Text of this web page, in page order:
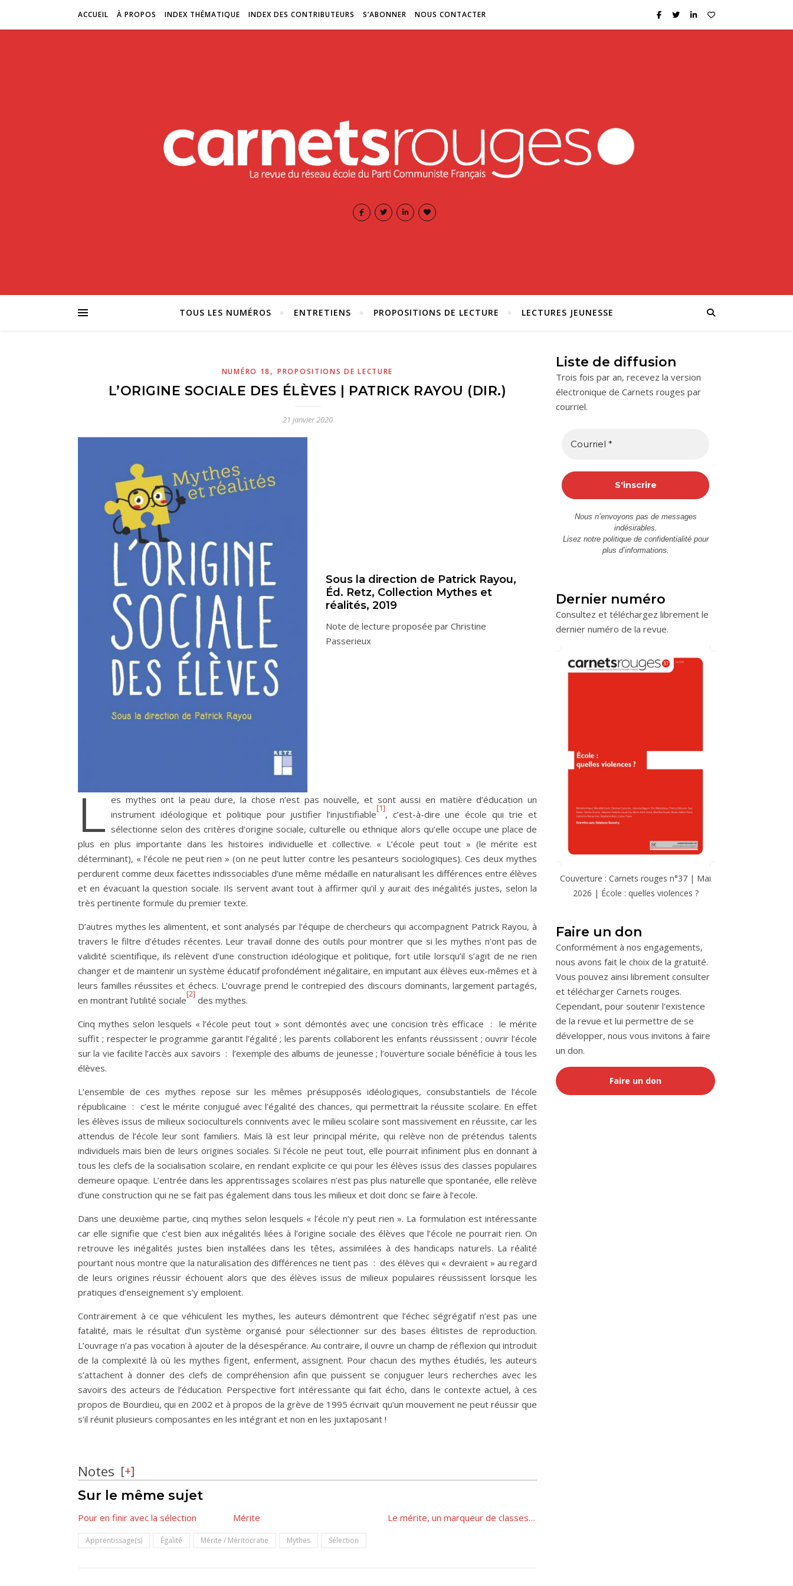
ACCUEIL À PROPOS INDEX THÉMATIQUE INDEX DES CONTRIBUTEURS S’ABONNER NOUS CONTACTER
TOUS LES NUMÉROS ENTRETIENS PROPOSITIONS DE LECTURE LECTURES JEUNESSE
NUMÉRO 18 ,PROPOSITIONS DE LECTURE
L’ORIGINE SOCIALE DES ÉLÈVES | PATRICK RAYOU (DIR.)
21 janvier 2020
Sous la direction de Patrick Rayou,
Éd. Retz, Collection Mythes et
réalités, 2019
Note de lecture proposée par Christine
Passerieux
L es mythes ont la peau dure, la chose n’est pas nouvelle, et sont aussi en matière d’éducation un
instrument idéologique et politique pour justifier l’injustifiable
[1]
, c’est-à-dire une école qui trie et
sélectionne selon des critères d’origine sociale, culturelle ou ethnique alors qu’elle occupe une place de
plus en plus importante dans les histoires individuelle et collective. « L’école peut tout » (le mérite est
déterminant), « l’école ne peut rien » (on ne peut lutter contre les pesanteurs sociologiques). Ces deux mythes
perdurent comme deux facettes indissociables d’une même médaille en naturalisant les différences entre élèves
et en évacuant la question sociale. Ils servent avant tout à affirmer qu’il y aurait des inégalités justes, selon la
très pertinente formule du premier texte.
D’autres mythes les alimentent, et sont analysés par l’équipe de chercheurs qui accompagnent Patrick Rayou, à
travers le filtre d’études récentes. Leur travail donne des outils pour montrer que si les mythes n’ont pas de
validité scientifique, ils relèvent d’une construction idéologique et politique, fort utile lorsqu’il s’agit de ne rien
changer et de maintenir un système éducatif profondément inégalitaire, en imputant aux élèves eux-mêmes et à
leurs familles réussites et échecs. L’ouvrage prend le contrepied des discours dominants, largement partagés,
en montrant l’utilité sociale
[2]
des mythes.
Cinq mythes selon lesquels « l’école peut tout » sont démontés avec une concision très efficace : le mérite
suffit ; respecter le programme garantit l’égalité ; les parents collaborent les enfants réussissent ; ouvrir l’école
sur la vie facilite l’accès aux savoirs : l’exemple des albums de jeunesse ; l’ouverture sociale bénéficie à tous les
élèves.
L’ensemble de ces mythes repose sur les mêmes présupposés idéologiques, consubstantiels de l’école
républicaine : c’est le mérite conjugué avec l’égalité des chances, qui permettrait la réussite scolaire. En effet
les élèves issus de milieux socioculturels connivents avec le milieu scolaire sont massivement en réussite, car les
attendus de l’école leur sont familiers. Mais là est leur principal mérite, qui relève non de prétendus talents
individuels mais bien de leurs origines sociales. Si l’école ne peut tout, elle pourrait infiniment plus en donnant à
tous les clefs de la socialisation scolaire, en rendant explicite ce qui pour les élèves issus des classes populaires
demeure opaque. L’entrée dans les apprentissages scolaires n’est pas plus naturelle que spontanée, elle relève
d’une construction qui ne se fait pas également dans tous les milieux et doit donc se faire à l’ecole.
Dans une deuxième partie, cinq mythes selon lesquels « l’école n’y peut rien ». La formulation est intéressante
car elle signifie que c’est bien aux inégalités liées à l’origine sociale des élèves que l’école ne pourrait rien. On
retrouve les inégalités justes bien installées dans les têtes, assimilées à des handicaps naturels. La réalité
pourtant nous montre que la naturalisation des différences ne tient pas : des élèves qui « devraient » au regard
de leurs origines réussir échouent alors que des élèves issus de milieux populaires réussissent lorsque les
pratiques d’enseignement s’y emploient.
Contrairement à ce que véhiculent les mythes, les auteurs démontrent que l’échec ségrégatif n’est pas une
fatalité, mais le résultat d’un système organisé pour sélectionner sur des bases élitistes de reproduction.
L’ouvrage n’a pas vocation à ajouter de la désespérance. Au contraire, il ouvre un champ de réflexion qui introduit
de la complexité là où les mythes figent, enferment, assignent. Pour chacun des mythes étudiés, les auteurs
s’attachent à donner des clefs de compréhension afin que puissent se conjuguer leurs recherches avec les
savoirs des acteurs de l’éducation. Perspective fort intéressante qui fait écho, dans le contexte actuel, à ces
propos de Bourdieu, qui en 2002 et à propos de la grève de 1995 écrivait qu’un mouvement ne peut réussir que
s’il réunit plusieurs composantes en les intégrant et non en les juxtaposant !
Notes [+]
Sur le même sujet
Pour en finir avec la sélection Mérite Le mérite, un marqueur de classes…
Apprentissage(s) Égalité Mérite / Méritocratie Mythes Sélection
Liste de diffusion
Trois fois par an, recevez la version
électronique de Carnets rouges par
courriel.
Nous n’envoyons pas de messages
indésirables.
Lisez notre politique de confidentialitépour
plus d’informations.
Dernier numéro
Consultez et téléchargez librement le
dernier numéro de la revue.
Couverture : Carnets rouges n°37 | Mai
2026 | École : quelles violences ?
Faire un don
Conformément à nos engagements,
nous avons fait le choix de la gratuité.
Vous pouvez ainsi librement consulter
et télécharger Carnets rouges.
Cependant, pour soutenir l'existence
de la revue et lui permettre de se
développer, nous vous invitons à faire
un don.
Faire un don